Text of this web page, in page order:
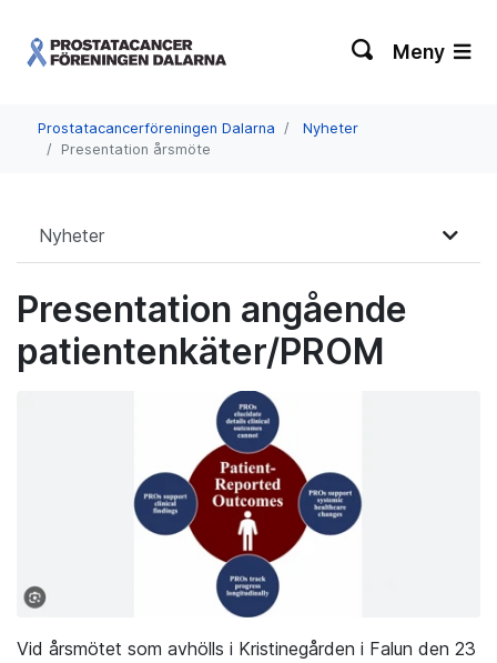
Meny
Prostatacancerföreningen Dalarna
Nyheter
Presentation årsmöte
Nyheter
Presentation angående
patientenkäter/PROM
Vid årsmötet som avhölls i Kristinegården i Falun den 23